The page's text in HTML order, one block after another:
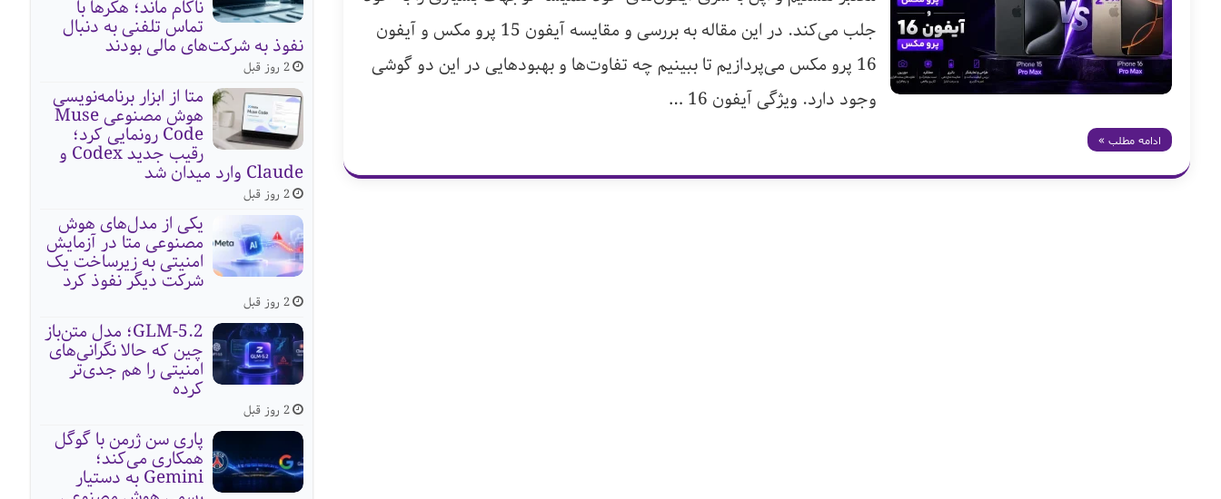
جلب می‌کند. در این مقاله به بررسی و مقایسه آیفون 15 پرو مکس و آیفون
16 پرو مکس می‌پردازیم تا ببینیم چه تفاوت‌ها و بهبودهایی در این دو گوشی
وجود دارد. ویژگی آیفون 16 …
ادامه مطلب »
ناکام ماند؛ هکرها با
تماس تلفنی به دنبال
نفوذ به شرکت‌های مالی بودند
2 روز قبل
متا از ابزار برنامه‌نویسی
هوش مصنوعی Muse
Code رونمایی کرد؛
رقیب جدید Codex و
Claude وارد میدان شد
2 روز قبل
یکی از مدل‌های هوش
مصنوعی متا در آزمایش
امنیتی به زیرساخت یک
شرکت دیگر نفوذ کرد
2 روز قبل
GLM-5.2؛ مدل متن‌باز
چین که حالا نگرانی‌های
امنیتی را هم جدی‌تر
کرده
2 روز قبل
پاری سن ژرمن با گوگل
همکاری می‌کند؛
Gemini به دستیار